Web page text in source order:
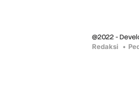
@2022 -
Redaksi